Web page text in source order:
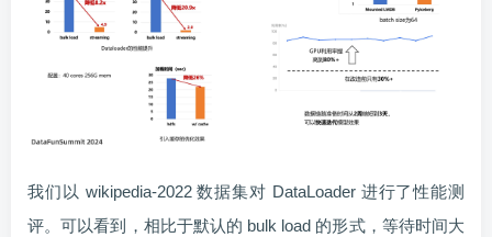
我们以 wikipedia-2022 数据集对 DataLoader 进行了性能测
评。可以看到，相比于默认的 bulk load 的形式，等待时间大